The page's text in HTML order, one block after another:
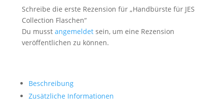
Schreibe die erste Rezension für „Handbürste für JES
Collection Flaschen“
Du musst angemeldetsein, um eine Rezension
veröffentlichen zu können.
Beschreibung
Zusätzliche Informationen